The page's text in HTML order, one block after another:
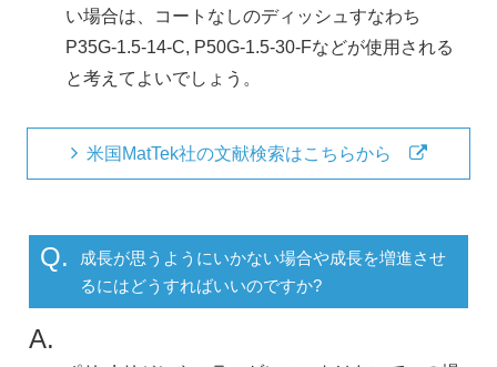
い場合は、コートなしのディッシュすなわち
P35G-1.5-14-C, P50G-1.5-30-Fなどが使用される
と考えてよいでしょう。
米国MatTek社の文献検索はこちらから
Q.
成長が思うようにいかない場合や成長を増進させ
るにはどうすればいいのですか?
A.